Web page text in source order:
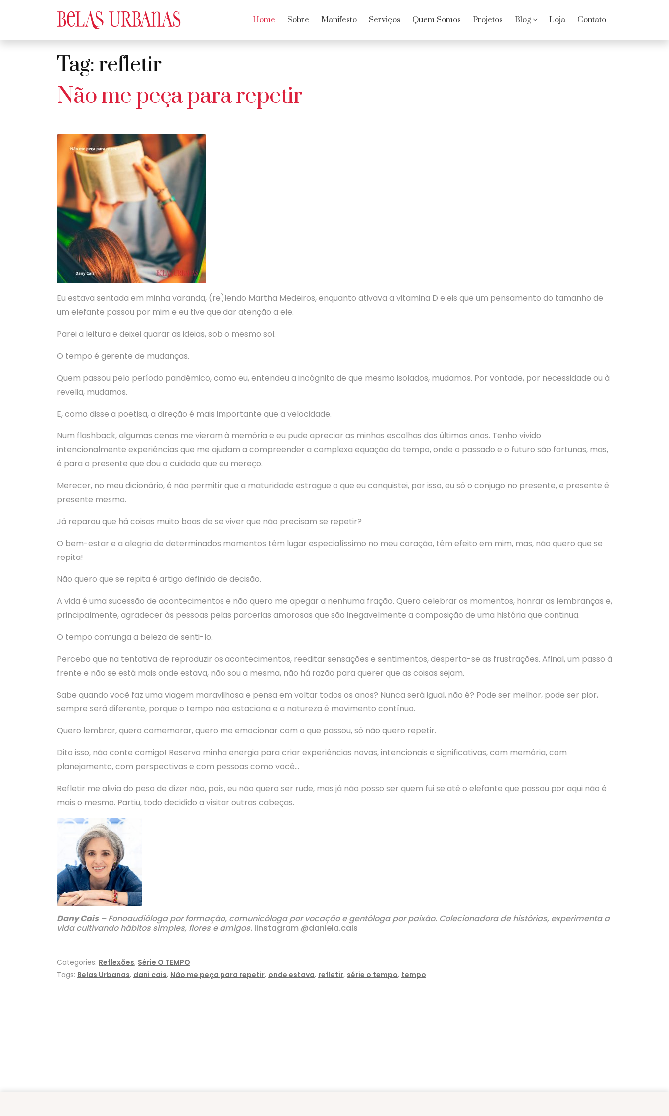
Home Sobre Manifesto Serviços Quem Somos Projetos Blog Loja Contato
Tag: refletir
Não me peça para repetir
Eu estava sentada em minha varanda, (re)lendo Martha Medeiros, enquanto ativava a vitamina D e eis que um pensamento do tamanho de
um elefante passou por mim e eu tive que dar atenção a ele.
Parei a leitura e deixei quarar as ideias, sob o mesmo sol.
O tempo é gerente de mudanças.
Quem passou pelo período pandêmico, como eu, entendeu a incógnita de que mesmo isolados, mudamos. Por vontade, por necessidade ou à
revelia, mudamos.
E, como disse a poetisa, a direção é mais importante que a velocidade.
Num flashback, algumas cenas me vieram à memória e eu pude apreciar as minhas escolhas dos últimos anos. Tenho vivido
intencionalmente experiências que me ajudam a compreender a complexa equação do tempo, onde o passado e o futuro são fortunas, mas,
é para o presente que dou o cuidado que eu mereço.
Merecer, no meu dicionário, é não permitir que a maturidade estrague o que eu conquistei, por isso, eu só o conjugo no presente, e presente é
presente mesmo.
Já reparou que há coisas muito boas de se viver que não precisam se repetir?
O bem-estar e a alegria de determinados momentos têm lugar especialíssimo no meu coração, têm efeito em mim, mas, não quero que se
repita!
Não quero que se repita é artigo definido de decisão.
A vida é uma sucessão de acontecimentos e não quero me apegar a nenhuma fração. Quero celebrar os momentos, honrar as lembranças e,
principalmente, agradecer às pessoas pelas parcerias amorosas que são inegavelmente a composição de uma história que continua.
O tempo comunga a beleza de senti-lo.
Percebo que na tentativa de reproduzir os acontecimentos, reeditar sensações e sentimentos, desperta-se as frustrações. Afinal, um passo à
frente e não se está mais onde estava, não sou a mesma, não há razão para querer que as coisas sejam.
Sabe quando você faz uma viagem maravilhosa e pensa em voltar todos os anos? Nunca será igual, não é? Pode ser melhor, pode ser pior,
sempre será diferente, porque o tempo não estaciona e a natureza é movimento contínuo.
Quero lembrar, quero comemorar, quero me emocionar com o que passou, só não quero repetir.
Dito isso, não conte comigo! Reservo minha energia para criar experiências novas, intencionais e significativas, com memória, com
planejamento, com perspectivas e com pessoas como você…
Refletir me alivia do peso de dizer não, pois, eu não quero ser rude, mas já não posso ser quem fui se até o elefante que passou por aqui não é
mais o mesmo. Partiu, todo decidido a visitar outras cabeças.
Dany Cais– Fonoaudióloga por formação, comunicóloga por vocação e gentóloga por paixão. Colecionadora de histórias, experimenta a
vida cultivando hábitos simples, flores e amigos. Iinstagram @daniela.cais
Categories: Reflexões, Série O TEMPO
Tags: Belas Urbanas, dani cais, Não me peça para repetir, onde estava, refletir, série o tempo, tempo